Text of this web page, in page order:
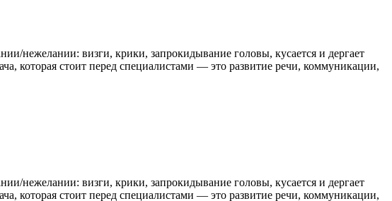
нежелании: визги, крики, запрокидывание головы, кусается и дергает
которая стоит перед специалистами — это развитие речи, коммуникации,
нежелании: визги, крики, запрокидывание головы, кусается и дергает
которая стоит перед специалистами — это развитие речи, коммуникации,